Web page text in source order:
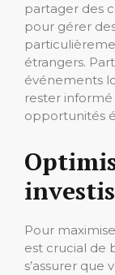
partager des
pour gérer
étrangers.
événements
rester
opportunités
Pour
est crucial de
s’assurer